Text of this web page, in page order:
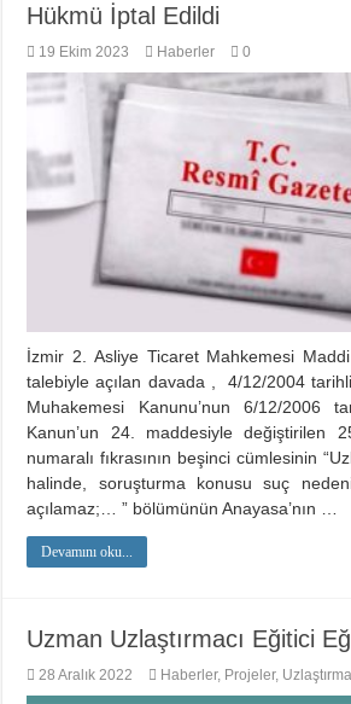
Hükmü İptal Edildi
19 Ekim 2023 Haberler 0
İzmir 2. Asliye Ticaret Mahkemesi
talebiyle açılan davada , 4/12/2004
Muhakemesi Kanunu’nun 6/12/2006
Kanun’un 24. maddesiyle değiştirilen
numaralı fıkrasının beşinci cümlesinin
halinde, soruşturma konusu suç
açılamaz;… ” bölümünün Anayasa’nın …
Devamını oku...
Uzman Uzlaştırmacı Eğitici
28 Aralık 2022 Haberler, Projeler,